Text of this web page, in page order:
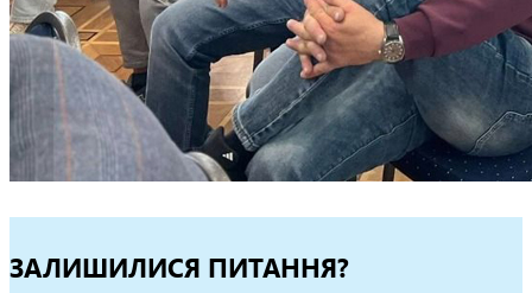
ЗАЛИШИЛИСЯ ПИТАННЯ?